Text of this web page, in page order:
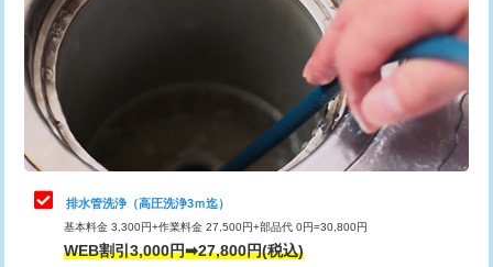
給水管工事※（ライニング鋼管・銅
管・ポリ管・HT管使用/3ｍ超え)
+8,800円
排水管工事（土の掘削・埋め戻し作
業）
11,000円~
排水管工事（排水管工事/3ｍまで） 55,000円
排水管工事（追加 排水管工事/3ｍ超
え）
マス交換（土の掘削・埋め戻し作業）
カメラ調査 33,000円
桝清掃 8,800円
止水・漏水調査・防水処理・清掃・修
理・調整・分解・加工など（軽作業）
11,000円
止水・漏水調査・防水処理・清掃・修
理・調整・分解・加工など（中作業）
22,000円
止水・漏水調査・防水処理・清掃・修
理・調整・分解・加工など（重作業）
33,000円
排水管洗浄（高圧洗浄3ｍ迄）
基本料金 3,300円+作業料金 27,500円+部品代 0円=30,800円
WEB割引3,000円➡27,800円(税込)